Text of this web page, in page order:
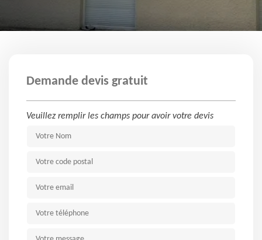
Demande devis gratuit
Veuillez remplir les champs pour avoir votre devis